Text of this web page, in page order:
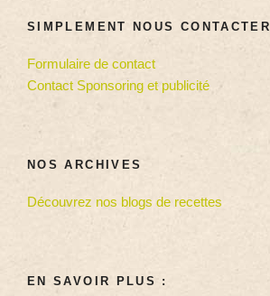
SIMPLEMENT NOUS CONTACTER
Formulaire de contact
Contact Sponsoring et publicité
NOS ARCHIVES
Découvrez nos blogs de recettes
EN SAVOIR PLUS :